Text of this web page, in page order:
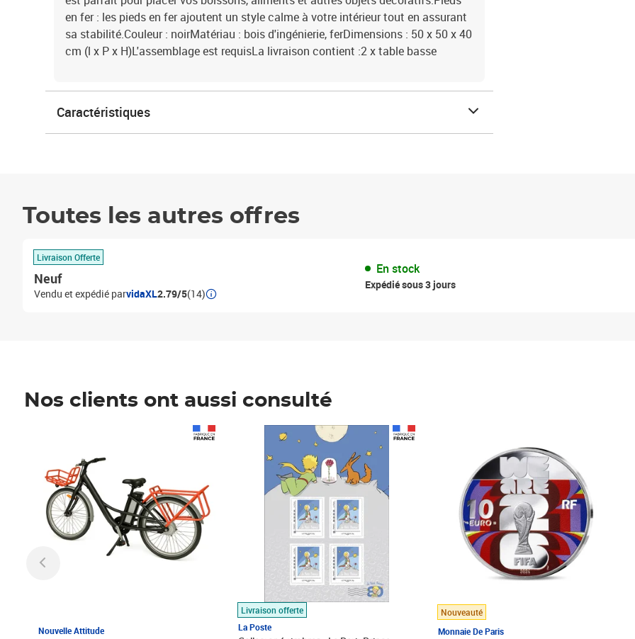
en fer : les pieds en fer ajoutent un style calme à votre intérieur tout en assurant
sa stabilité.Couleur : noirMatériau : bois d'ingénierie, ferDimensions : 50 x 50 x 40
cm (l x P x H)L'assemblage est requisLa livraison contient :2 x table basse
Caractéristiques
Toutes les autres offres
Livraison Offerte
Neuf
Vendu et expédié parvidaXL2.79/5(14)
En stock
Expédié sous 3 jours
Nos clients ont aussi consulté
Nouvelle Attitude
Livraison offerte
La Poste
Prix 7,50€
Nouveauté
Monnaie De Paris